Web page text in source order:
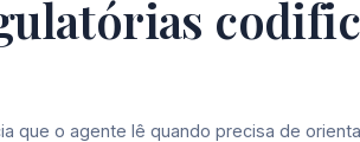
que o agente lê quando precisa de